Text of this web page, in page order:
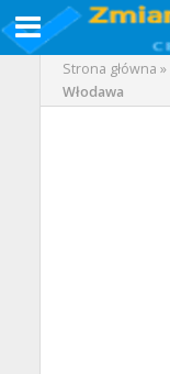
Strona główna »
Włodawa